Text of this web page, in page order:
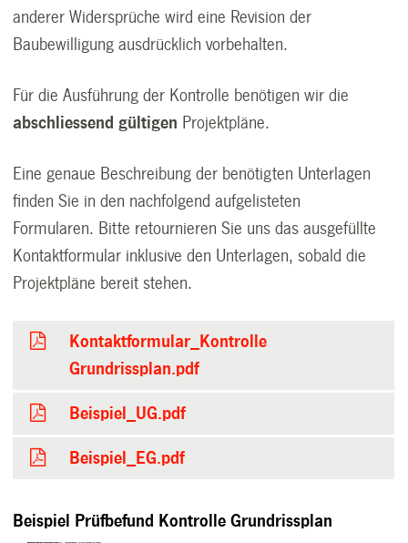
anderer Wider­sprüche wird eine Revision der
Baubewilligung ausdrücklich vor­behalten.
Für die Ausführung der Kontrolle benötigen wir die
abschliessend gültigen Projektpläne.
Eine genaue Beschreibung der benötigten Unterlagen
finden Sie in den nachfolgend aufgelisteten
Formularen. Bitte retournieren Sie uns das ausgefüllte
Kontaktformular inklusive den Unterlagen, sobald die
Projektpläne bereit stehen.
Kontaktformular_Kontrolle
Grundrissplan.pdf
Beispiel_UG.pdf
Beispiel_EG.pdf
Beispiel Prüfbefund Kontrolle Grundrissplan